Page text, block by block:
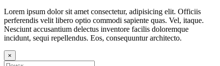
Lorem ipsum dolor sit amet consectetur, adipisicing elit. Officiis
perferendis velit libero optio commodi sapiente quas. Vel, itaque.
Nesciunt accusantium delectus inventore facilis doloremque
incidunt, sequi repellendus. Eos, consequuntur architecto.
×